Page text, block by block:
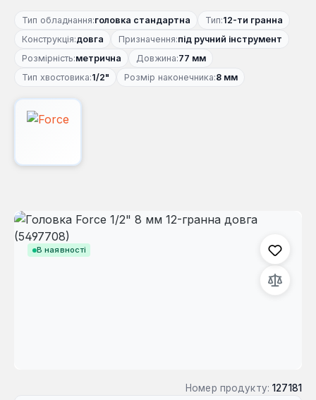
Тип обладнання:головка стандартна Тип:12-ти гранна
Конструкція:довга Призначення:під ручний інструмент
Розмірність:метрична Довжина:77 мм
Тип хвостовика:1/2" Розмір наконечника:8 мм
В наявності
Пропустити галерею зображень
Номер продукту: 127181